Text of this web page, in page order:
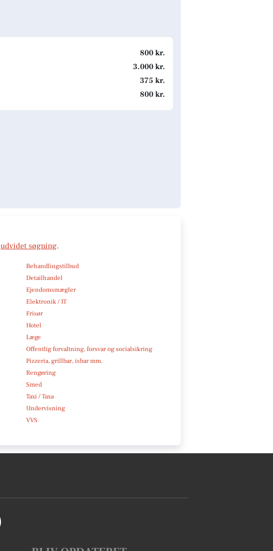
800 kr.
3.000 kr.
375 kr.
800 kr.
udvidet søgning.
Behandlingstilbud
Detailhandel
Ejendomsmægler
Elektronik / IT
Frisør
Hotel
Læge
Offentlig forvaltning, forsvar og socialsikring
Pizzeria, grillbar, isbar mm.
Rengøring
Smed
Taxi / Taxa
Undervisning
VVS